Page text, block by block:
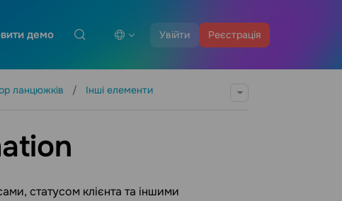
Увійти Реєстрація
демо
ланцюжків Інші елементи
статусом клієнта та іншими